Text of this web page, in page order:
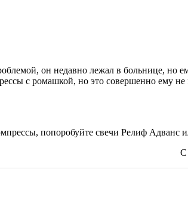
он недавно лежал в больнице, но
с ромашкой, но это совершенно ему не
попоробуйте свечи Релиф Адванс
С